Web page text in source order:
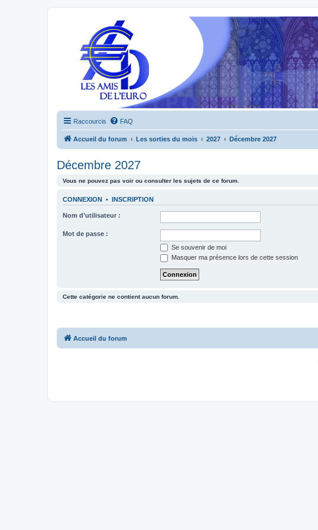
Raccourcis FAQ
Accueil du forum Les sorties du mois 2027 Décembre 2027
Décembre 2027
Vous ne pouvez pas voir ou consulter les sujets de ce forum.
CONNEXION • INSCRIPTION
Nom d’utilisateur :
Mot de passe :
Se souvenir de moi
Masquer ma présence lors de cette session
Cette catégorie ne contient aucun forum.
Accueil du forum